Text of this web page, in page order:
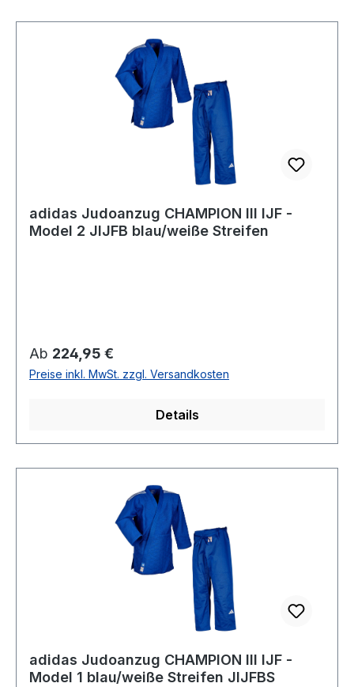
adidas Judoanzug CHAMPION III IJF -
Model 2 JIJFB blau/weiße Streifen
Regulärer Preis:
Ab 224,95 €
Preise inkl. MwSt. zzgl. Versandkosten
Details
adidas Judoanzug CHAMPION III IJF -
Model 1 blau/weiße Streifen JIJFBS